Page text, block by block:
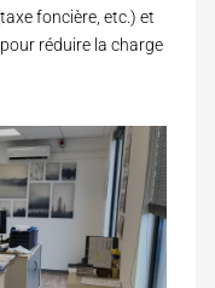
foncière, etc.) et
réduire la charge